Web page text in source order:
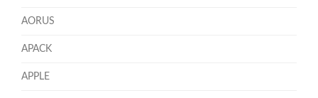
AORUS
APACK
APPLE